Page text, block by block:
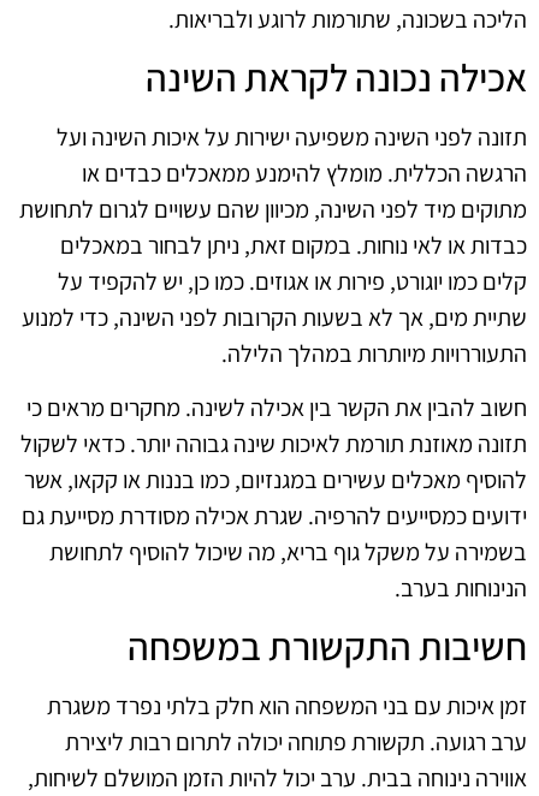
הליכה בשכונה, שתורמות לרוגע ולבריאות.
אכילה נכונה לקראת השינה
תזונה לפני השינה משפיעה ישירות על איכות השינה ועל
הרגשה הכללית. מומלץ להימנע ממאכלים כבדים או
מתוקים מיד לפני השינה, מכיוון שהם עשויים לגרום לתחושת
כבדות או לאי נוחות. במקום זאת, ניתן לבחור במאכלים
קלים כמו יוגורט, פירות או אגוזים. כמו כן, יש להקפיד על
שתיית מים, אך לא בשעות הקרובות לפני השינה, כדי למנוע
התעוררויות מיותרות במהלך הלילה.
חשוב להבין את הקשר בין אכילה לשינה. מחקרים מראים כי
תזונה מאוזנת תורמת לאיכות שינה גבוהה יותר. כדאי לשקול
להוסיף מאכלים עשירים במגנזיום, כמו בננות או קקאו, אשר
ידועים כמסייעים להרפיה. שגרת אכילה מסודרת מסייעת גם
בשמירה על משקל גוף בריא, מה שיכול להוסיף לתחושת
הנינוחות בערב.
חשיבות התקשורת במשפחה
זמן איכות עם בני המשפחה הוא חלק בלתי נפרד משגרת
ערב רגועה. תקשורת פתוחה יכולה לתרום רבות ליצירת
אווירה נינוחה בבית. ערב יכול להיות הזמן המושלם לשיחות,